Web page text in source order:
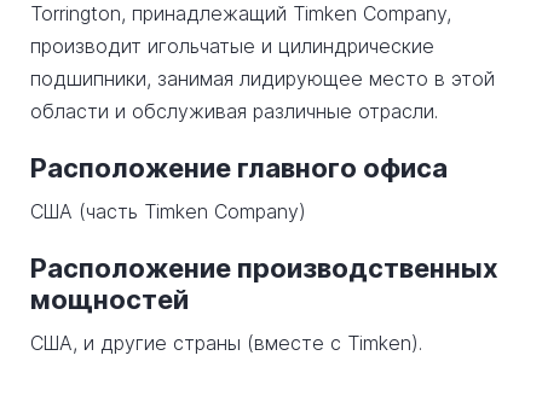
Torrington, принадлежащий Timken Company,
производит игольчатые и цилиндрические
подшипники, занимая лидирующее место в этой
области и обслуживая различные отрасли.
Расположение главного офиса
США (часть Timken Company)
Расположение производственных
мощностей
США, и другие страны (вместе с Timken).